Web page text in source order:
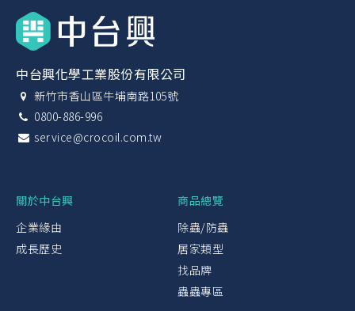
中台興化學工業股份有限公司
新竹市香山區牛埔南路105號
0800-886-996
service@crocoil.com.tw
關於中台興
企業緣由
成長歷史
商品總覽
除蟲/防蟲
居家類型
找品牌
蟲蟲專區